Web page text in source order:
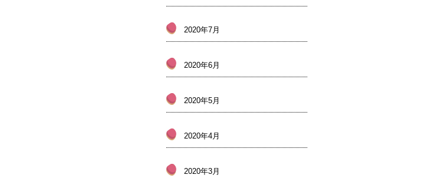
2020年7月
2020年6月
2020年5月
2020年4月
2020年3月